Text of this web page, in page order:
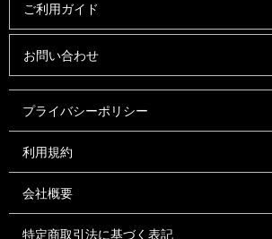
ご利用ガイド
お問い合わせ
プライバシーポリシー
利用規約
会社概要
特定商取引法に基づく表記